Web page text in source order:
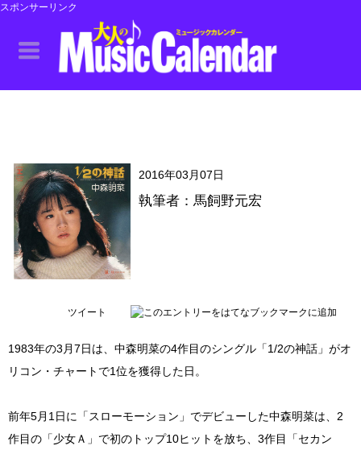
スポンサーリンク
2016年03月07日
執筆者：馬飼野元宏
ツイート
1983年の3月7日は、中森明菜の4作目のシングル「1/2の神話」がオ
リコン・チャートで1位を獲得した日。
前年5月1日に「スローモーション」でデビューした中森明菜は、2
作目の「少女Ａ」で初のトップ10ヒットを放ち、3作目「セカン